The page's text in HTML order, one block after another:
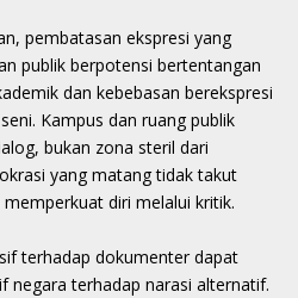
pembatasan ekspresi yang
publik berpotensi bertentangan
dan kebebasan berekspresi
Kampus dan ruang publik
bukan zona steril dari
yang matang tidak takut
diri melalui kritik.
terhadap dokumenter dapat
negara terhadap narasi alternatif.